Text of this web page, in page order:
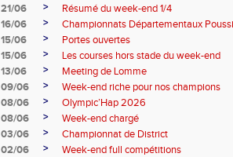
21/06
>
Résumé du week-end 1/4
16/06
>
Championnats Départementaux
15/06
>
Portes ouvertes
15/06
>
Les courses hors stade du week-end
13/06
>
Meeting de Lomme
09/06
>
Week-end riche pour nos champions
08/06
>
Olympic’Hap 2026
08/06
>
Week-end chargé
03/06
>
Championnat de District
02/06
>
Week-end full compétitions